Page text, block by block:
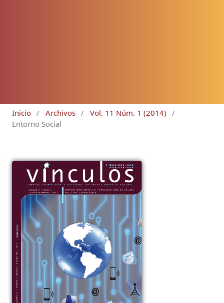
Inicio / Archivos / Vol. 11 Núm. 1 (2014)
/
Entorno Social